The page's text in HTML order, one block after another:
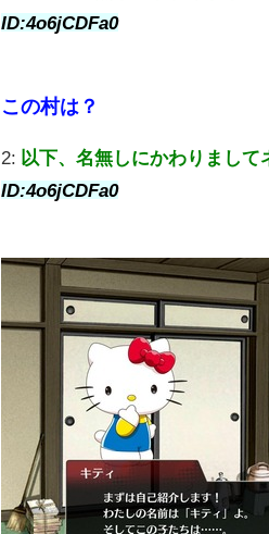
ID:4o6jCDFa0
この村は？
2: 以下、名無しにかわりまして
ID:4o6jCDFa0